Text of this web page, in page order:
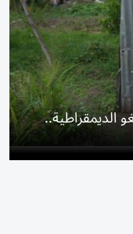
4000 في الكونغو الديمقراطية..